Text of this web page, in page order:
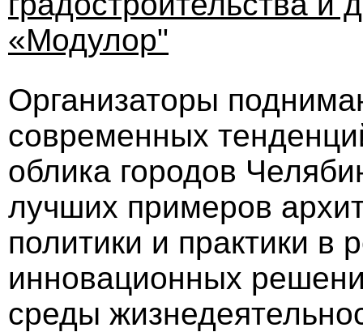
«Модулор"
Организаторы
современных
облика городов
лучших примеров
политики и практики в
инновационных
среды